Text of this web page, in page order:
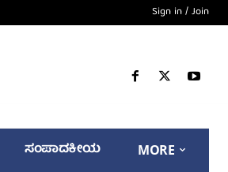
Sign in / Join
ಸಂಪಾದಕೀಯ MORE